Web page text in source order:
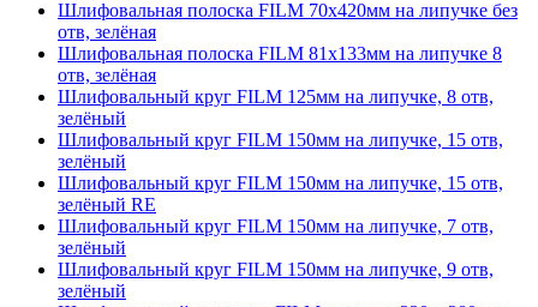
Шлифовальная полоска FILM 70х420мм на липучке без
отв, зелёная
Шлифовальная полоска FILM 81х133мм на липучке 8
отв, зелёная
Шлифовальный круг FILM 125мм на липучке, 8 отв,
зелёный
Шлифовальный круг FILM 150мм на липучке, 15 отв,
зелёный
Шлифовальный круг FILM 150мм на липучке, 15 отв,
зелёный RE
Шлифовальный круг FILM 150мм на липучке, 7 отв,
зелёный
Шлифовальный круг FILM 150мм на липучке, 9 отв,
зелёный